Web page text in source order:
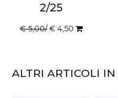
2/25
€ 5,00/€ 4,50
ALTRI ARTICOLI